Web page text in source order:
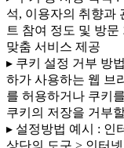
석, 이용자의 취향과
트 참여 정도 및 방문
맞춤 서비스 제공
▸ 쿠키 설정 거부 방
하가 사용하는 웹 브
를 허용하거나 쿠키
쿠키의 저장을 거부
▸ 설정방법 예시 : 인